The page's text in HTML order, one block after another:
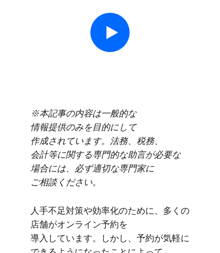
※本記事の​内容は​一般的な​
情報提供のみを​目的に​して​
作成されています。​法務、​税務、​
会計等に​関する​専門的な​助言が​必要な​
場合には、​必ず​適切な​専門家に​
ご相談ください。
人手不足対策や​効率化の​ために、​多くの​
店舗が​オンライン予約を​
導入しています。​しかし、​予約が​気軽に​